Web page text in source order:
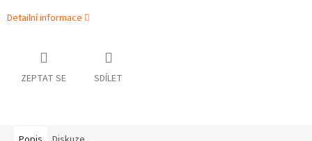
Detailní informace
ZEPTAT SE SDÍLET